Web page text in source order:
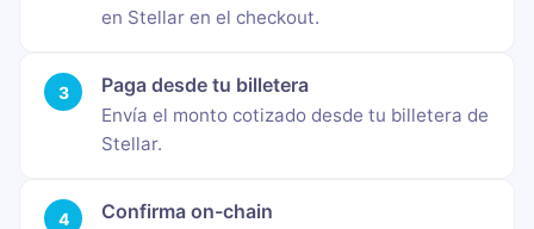
en Stellar en el checkout.
Paga desde tu billetera
Envía el monto cotizado desde tu billetera de
Stellar.
Confirma on-chain